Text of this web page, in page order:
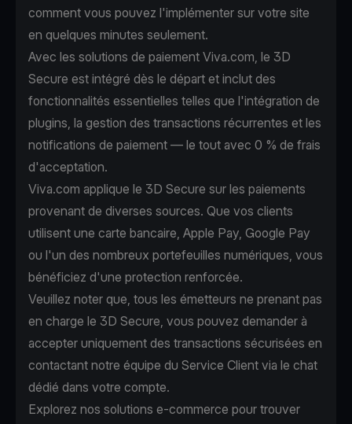
comment vous pouvez l'implémenter sur votre site
en quelques minutes seulement.
Avec les solutions de paiement Viva.com, le 3D
Secure est intégré dès le départ et inclut des
fonctionnalités essentielles telles que l'intégration de
plugins, la gestion des transactions récurrentes et les
notifications de paiement — le tout avec 0 % de frais
d'acceptation.
Viva.com applique le 3D Secure sur les paiements
provenant de diverses sources. Que vos clients
utilisent une carte bancaire, Apple Pay, Google Pay
ou l'un des nombreux portefeuilles numériques, vous
bénéficiez d'une protection renforcée.
Veuillez noter que, tous les émetteurs ne prenant pas
en charge le 3D Secure, vous pouvez demander à
accepter uniquement des transactions sécurisées en
contactant notre équipe du Service Client via le chat
dédié dans votre compte.
Explorez nos solutions e-commerce pour trouver